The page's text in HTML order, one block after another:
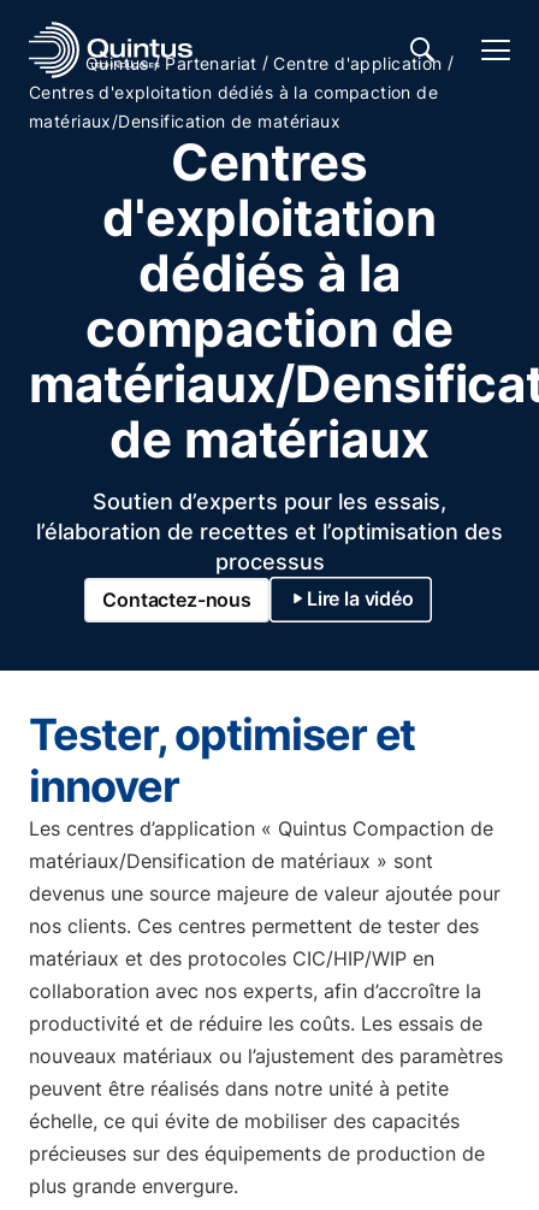
Quintus / Partenariat / Centre d'application /
Centres d'exploitation dédiés à la compaction de
matériaux/Densification de matériaux
Centres
d'exploitation
dédiés à la
compaction de
matériaux/
de matériaux
Soutien d’experts pour les essais,
l’élaboration de recettes et l’optimisation des
processus
Contactez-nous Lire la vidéo
Tester, optimiser et
innover
Les centres d’application « Quintus Compaction de
matériaux/Densification de matériaux » sont
devenus une source majeure de valeur ajoutée pour
nos clients. Ces centres permettent de tester des
matériaux et des protocoles CIC/HIP/WIP en
collaboration avec nos experts, afin d’accroître la
productivité et de réduire les coûts. Les essais de
nouveaux matériaux ou l’ajustement des paramètres
peuvent être réalisés dans notre unité à petite
échelle, ce qui évite de mobiliser des capacités
précieuses sur des équipements de production de
plus grande envergure.